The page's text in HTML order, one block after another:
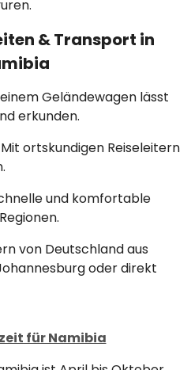
& Transport in
Geländewagen lässt
erkunden.
Mit ortskundigen Reiseleitern
und komfortable
von Deutschland aus
oder direkt
für Namibia